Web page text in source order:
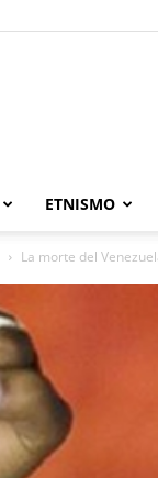
ETNISMO
La morte del